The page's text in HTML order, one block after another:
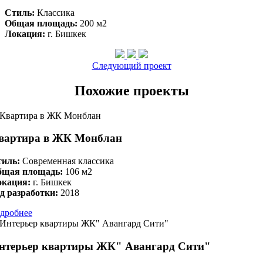
Стиль: Классика
Общая площадь: 200 м2
Локация: г. Бишкек
Следующий проект
Похожие проекты
в ЖК Монблан
Современная классика
площадь: 106 м2
г. Бишкек
разработки: 2018
квартиры ЖК" Авангард Сити"